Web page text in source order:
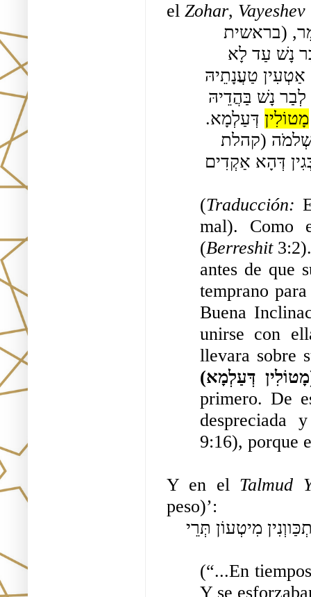
el Zohar, Vayeshev
מָטוֹלִין
(Traducción:
mal). Como
(Berreshit 3:2).
antes de que
temprano
Buena
unirse con
llevara sobre
primero. De
despreciada
9:16), porque
Y en el Talmud
peso)’:
(“...En
Y se